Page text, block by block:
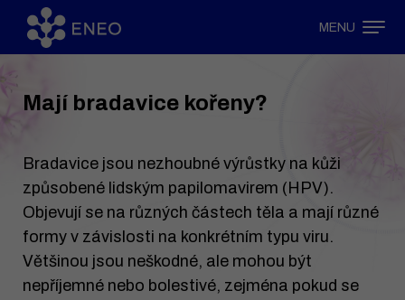
MENU
Mají bradavice kořeny?
Bradavice jsou nezhoubné výrůstky na kůži
způsobené lidským papilomavirem (HPV).
Objevují se na různých částech těla a mají různé
formy v závislosti na konkrétním typu viru.
Většinou jsou neškodné, ale mohou být
nepříjemné nebo bolestivé, zejména pokud se